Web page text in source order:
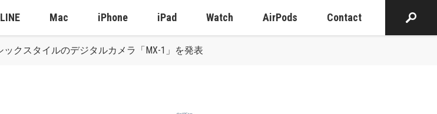
Mac iPhone iPad Watch AirPods Contact
クスタイルのデジタルカメラ「MX-1」を発表